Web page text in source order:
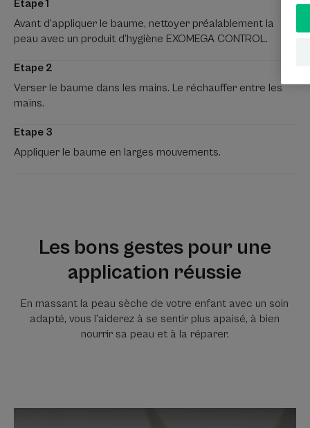
Etape 1
Avant d’appliquer le baume, nettoyer préalablement la
peau avec un produit d’hygiène EXOMEGA CONTROL.
Etape 2
Verser le baume dans les mains. Le réchauffer entre les
mains.
Etape 3
Appliquer le baume en larges mouvements.
Les bons gestes pour une
application réussie
En massant la peau sèche de votre enfant avec un soin
adapté, vous l'aiderez à se sentir plus apaisé, à bien
nourrir sa peau et à la réparer.